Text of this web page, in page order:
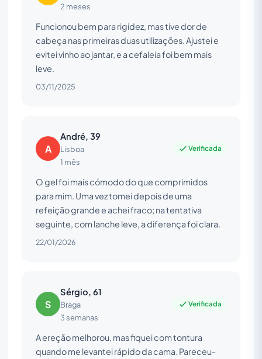
2 meses
Funcionou bem para rigidez, mas tive dor de
cabeça nas primeiras duas utilizações. Ajustei e
evitei vinho ao jantar, e a cefaleia foi bem mais
leve.
03/11/2025
A
André, 39
Lisboa
1 mês
Verificada
O gel foi mais cómodo do que comprimidos
para mim. Uma vez tomei depois de uma
refeição grande e achei fraco; na tentativa
seguinte, com lanche leve, a diferença foi clara.
22/01/2026
S
Sérgio, 61
Braga
3 semanas
Verificada
A ereção melhorou, mas fiquei com tontura
quando me levantei rápido da cama. Pareceu-